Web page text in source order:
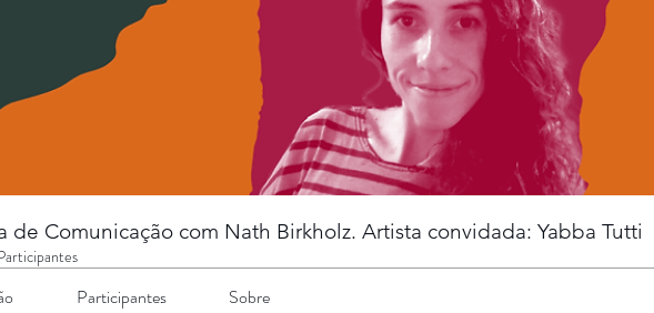
de Comunicação com Nath Birkholz. Artista convidada: Yabba Tutti
Participantes Sobre